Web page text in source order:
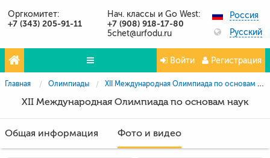
Оргкомитет: Нач. классы и Go West:
+7 (343) 205-91-11 +7 (908) 918-17-80
5chet@urfodu.ru
Россия
Русский
Олимпиады
Партнёры
Войти Регистрация
Главная Олимпиады XII Международная Олимпиада по основам наук
XII Международная Олимпиада по основам наук
Общая информация Фото и видео